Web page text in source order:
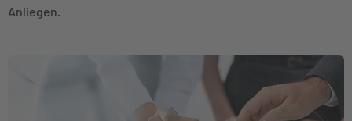
Anliegen.